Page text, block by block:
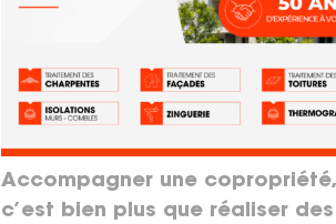
Accompagner une copropriété,
c’est bien plus que réaliser des